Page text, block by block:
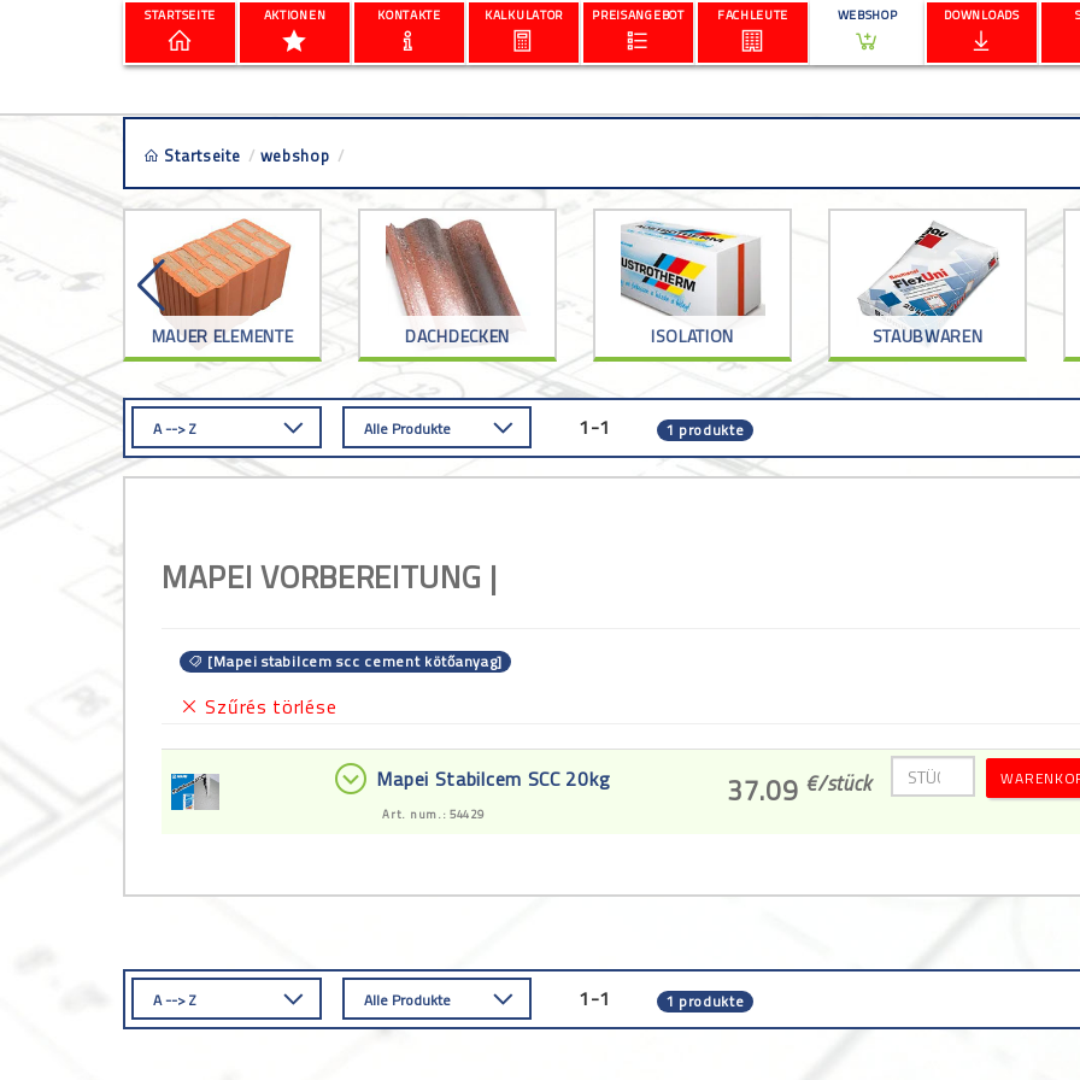
Startseite / webshop /
STARTSEITE AKTIONEN KONTAKTE KALKULATOR PREISANGEBOT FACHLEUTE WEBSHOP DOWNLOADS
MAUER ELEMENTE DACHDECKEN ISOLATION STAUBWAREN
A --> Z Alle Produkte 1-1 1 produkte
MAPEI VORBEREITUNG |
[Mapei stabilcem scc cement kötőanyag]
Szűrés törlése
Mapei Stabilcem SCC 20kg
Art. num.: 54429
37.09 €/stück
A --> Z Alle Produkte 1-1 1 produkte